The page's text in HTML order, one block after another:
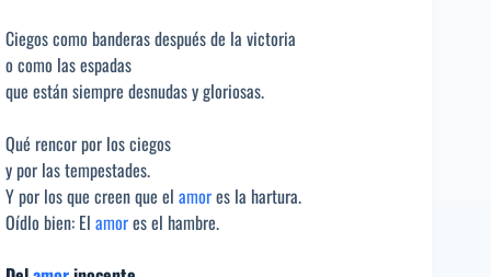
Ciegos como banderas después de la victoria
o como las espadas
que están siempre desnudas y gloriosas.
Qué rencor por los ciegos
y por las tempestades.
Y por los que creen que el amores la hartura.
Oídlo bien: El amores el hambre.